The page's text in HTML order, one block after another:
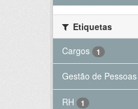
Etiquetas
Cargos
1
Gestão de Pessoas
RH 1